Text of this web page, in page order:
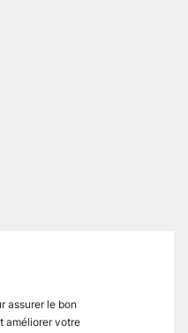
assurer le bon
améliorer votre